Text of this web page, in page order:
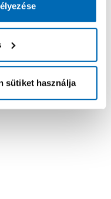
sütiket használja